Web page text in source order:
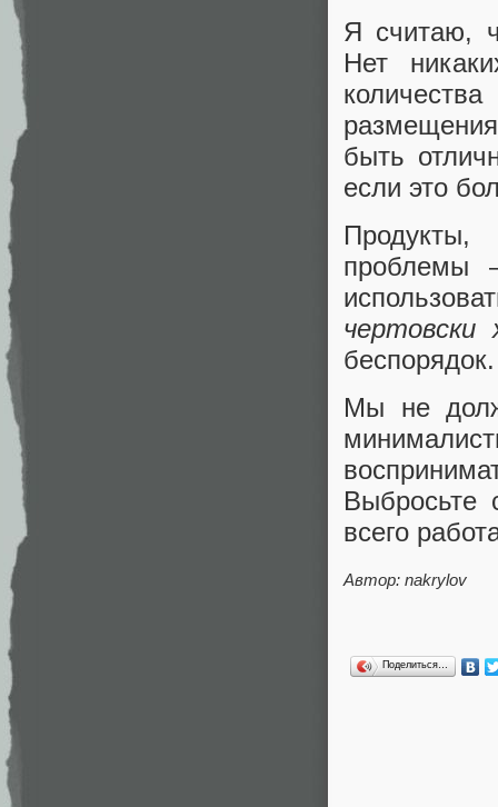
Я считаю,
Нет
быть
если это
проблемы
чертовски
Мы не
Выбросьте
всего
Автор: nakrylov
Поделиться…